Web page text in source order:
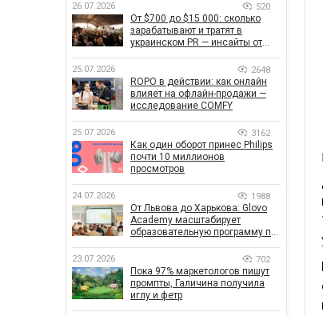
26.07.2026 520
От $700 до $15 000: сколько
зарабатывают и тратят в
украинском PR — инсайты от
25.07.2026 2648
ROPO в действии: как онлайн
влияет на офлайн-продажи —
исследование COMFY
25.07.2026 3162
Как один оборот принес Philips
почти 10 миллионов
просмотров
24.07.2026 1988
От Львова до Харькова: Glovo
Academy масштабирует
образовательную программу по
23.07.2026 702
Пока 97% маркетологов пишут
промпты, Галичина получила
иглу и фетр